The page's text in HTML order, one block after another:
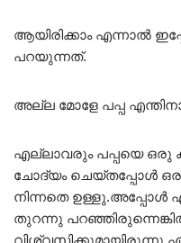
ആയിരിക്കാം എന്നാൽ
പറയുന്നത്.
അല്ല മോളേ പപ്പ
എല്ലാവരും പപ്പയെ ഒരു
ചോദ്യം ചെയ്തപ്പോൾ ഒരു
നിന്നതെ ഉള്ളു.അപ്പോൾ
തുറന്നു
വിശ്വസിക്കുമായിരുന്നു